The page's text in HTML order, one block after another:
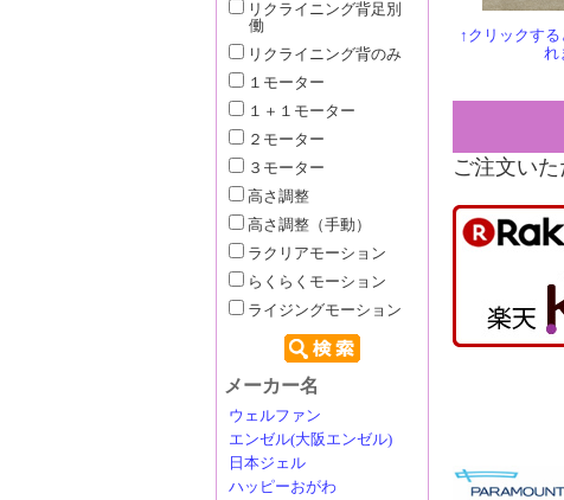
リクライニング背足別
働
リクライニング背のみ
１モーター
１＋１モーター
２モーター
３モーター
高さ調整
高さ調整（手動）
ラクリアモーション
らくらくモーション
ライジングモーション
メーカー名
ウェルファン
エンゼル(大阪エンゼル)
日本ジェル
ハッピーおがわ
↑クリックす
れ
ご注文い